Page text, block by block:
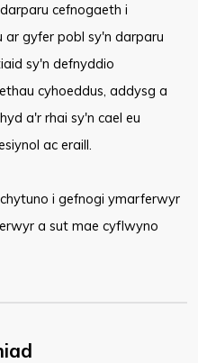
cefnogaeth i
gyfer pobl sy'n darparu
sy'n defnyddio
cyhoeddus, addysg a
a'r rhai sy'n cael eu
ac eraill.
i gefnogi ymarferwyr
a sut mae cyflwyno